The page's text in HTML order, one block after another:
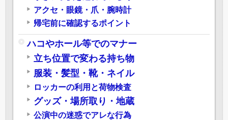
アクセ・眼鏡・爪・腕時計
帰宅前に確認するポイント
ハコやホール等でのマナー
立ち位置で変わる持ち物
服装・髪型・靴・ネイル
ロッカーの利用と荷物検査
グッズ・場所取り・地蔵
公演中の迷惑でアレな行為